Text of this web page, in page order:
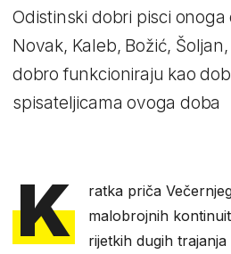
Odistinski dobri pisci
Novak, Kaleb, Božić,
dobro funkcioniraju kao
spisateljicama ovoga doba
K
ratka priča
malobrojnih
rijetkih dugih